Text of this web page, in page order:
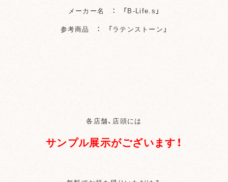
メーカー名 ： 「B-Life.s」
参考商品 ： 「ラテンストーン」
各店舗、店頭には
サンプル展示がございます！